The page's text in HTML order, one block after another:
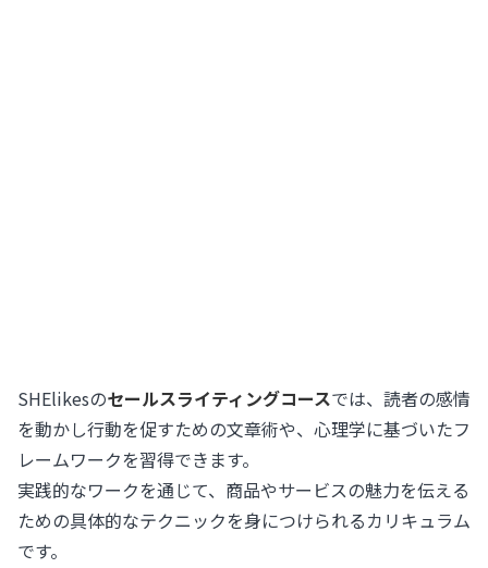
SHElikesのセールスライティングコースでは、読者の感情
を動かし行動を促すための文章術や、心理学に基づいたフ
レームワークを習得できます。
実践的なワークを通じて、商品やサービスの魅力を伝える
ための具体的なテクニックを身につけられるカリキュラム
です。